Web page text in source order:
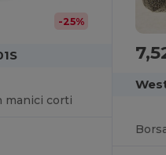
-25%
manici corti